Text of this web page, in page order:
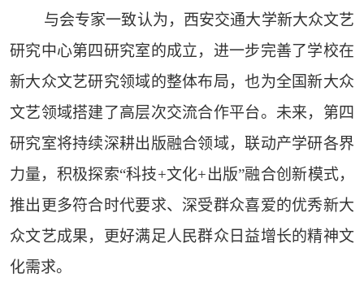
与会专家一致认为，西安交通大学新大众文艺
研究中心第四研究室的成立，进一步完善了学校在
新大众文艺研究领域的整体布局，也为全国新大众
文艺领域搭建了高层次交流合作平台。未来，第四
研究室将持续深耕出版融合领域，联动产学研各界
力量，积极探索“科技+文化+出版”融合创新模式，
推出更多符合时代要求、深受群众喜爱的优秀新大
众文艺成果，更好满足人民群众日益增长的精神文
化需求。